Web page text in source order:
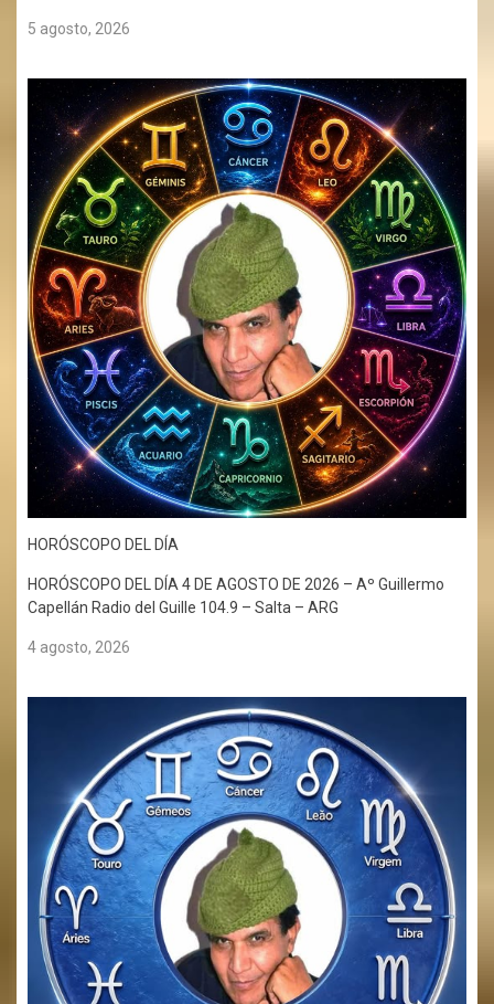
5 agosto, 2026
HORÓSCOPO DEL DÍA
HORÓSCOPO DEL DÍA 4 DE AGOSTO DE 2026 – Aº Guillermo
Capellán Radio del Guille 104.9 – Salta – ARG
4 agosto, 2026